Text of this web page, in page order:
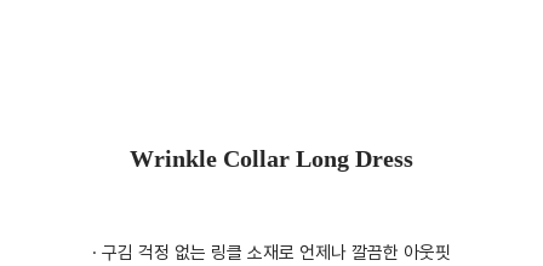
Wrinkle Collar Long Dress
· 구김 걱정 없는 링클 소재로 언제나 깔끔한 아웃핏